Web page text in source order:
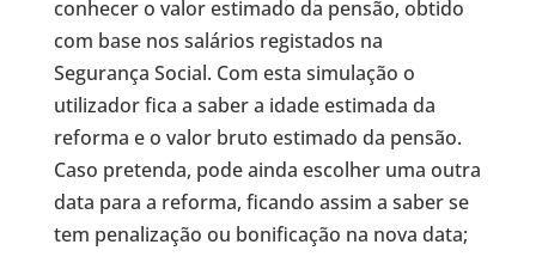
conhecer o valor estimado da pensão, obtido
com base nos salários registados na
Segurança Social. Com esta simulação o
utilizador fica a saber a idade estimada da
reforma e o valor bruto estimado da pensão.
Caso pretenda, pode ainda escolher uma outra
data para a reforma, ficando assim a saber se
tem penalização ou bonificação na nova data;